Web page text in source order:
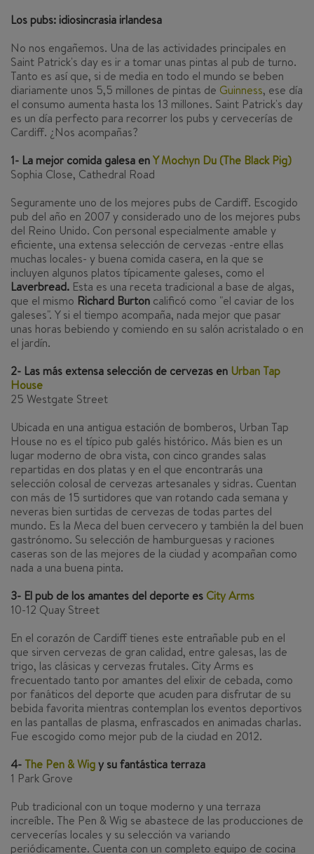
Los pubs: idiosincrasia irlandesa
No nos engañemos. Una de las actividades principales en
Saint Patrick's day es ir a tomar unas pintas al pub de turno.
Tanto es así que, si de media en todo el mundo se beben
diariamente unos 5,5 millones de pintas de Guinness, ese día
el consumo aumenta hasta los 13 millones. Saint Patrick's day
es un día perfecto para recorrer los pubs y cervecerías de
Cardiff. ¿Nos acompañas?
1- La mejor comida galesa enY Mochyn Du (The Black Pig)
Sophia Close, Cathedral Road
Seguramente uno de los mejores pubs de Cardiff. Escogido
pub del año en 2007 y considerado uno de los mejores pubs
del Reino Unido. Con personal especialmente amable y
eficiente, una extensa selección de cervezas -entre ellas
muchas locales- y buena comida casera, en la que se
incluyen algunos platos típicamente galeses, como el
Laverbread. Esta es una receta tradicional a base de algas,
que el mismo Richard Burton calificó como "el caviar de los
galeses". Y si el tiempo acompaña, nada mejor que pasar
unas horas bebiendo y comiendo en su salón acristalado o en
el jardín.
2- Las más extensa selección de cervezas en Urban Tap
House
25 Westgate Street
Ubicada en una antigua estación de bomberos, Urban Tap
House no es el típico pub galés histórico. Más bien es un
lugar moderno de obra vista, con cinco grandes salas
repartidas en dos platas y en el que encontrarás una
selección colosal de cervezas artesanales y sidras. Cuentan
con más de 15 surtidores que van rotando cada semana y
neveras bien surtidas de cervezas de todas partes del
mundo. Es la Meca del buen cervecero y también la del buen
gastrónomo. Su selección de hamburguesas y raciones
caseras son de las mejores de la ciudad y acompañan como
nada a una buena pinta.
3- El pub de los amantes del deporte es City Arms
10-12 Quay Street
En el corazón de Cardiff tienes este entrañable pub en el
que sirven cervezas de gran calidad, entre galesas, las de
trigo, las clásicas y cervezas frutales. City Arms es
frecuentado tanto por amantes del elixir de cebada, como
por fanáticos del deporte que acuden para disfrutar de su
bebida favorita mientras contemplan los eventos deportivos
en las pantallas de plasma, enfrascados en animadas charlas.
Fue escogido como mejor pub de la ciudad en 2012.
4-The Pen & Wigy su fantástica terraza
1 Park Grove
Pub tradicional con un toque moderno y una terraza
increíble. The Pen & Wig se abastece de las producciones de
cervecerías locales y su selección va variando
periódicamente. Cuenta con un completo equipo de cocina